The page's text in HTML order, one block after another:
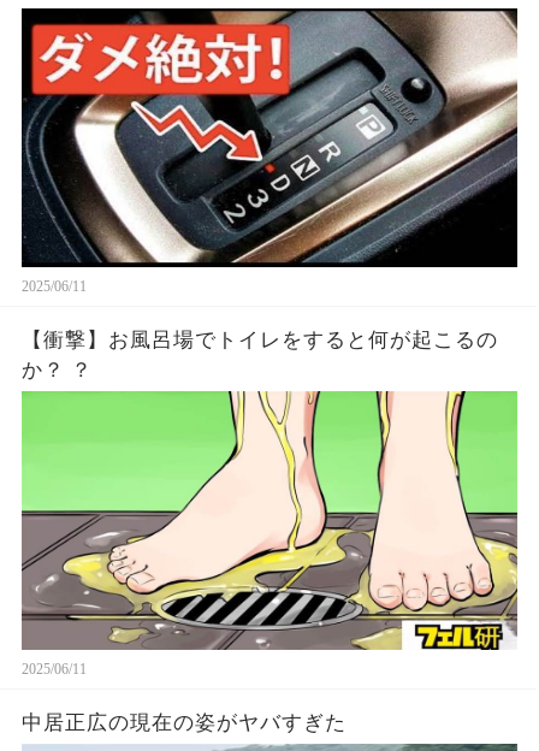
2025/06/11
【衝撃】お風呂場でトイレをすると何が起こるの
か？ ？
2025/06/11
中居正広の現在の姿がヤバすぎた